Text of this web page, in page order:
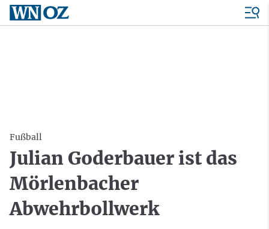
Fußball
Julian Goderbauer ist das
Mörlenbacher
Abwehrbollwerk